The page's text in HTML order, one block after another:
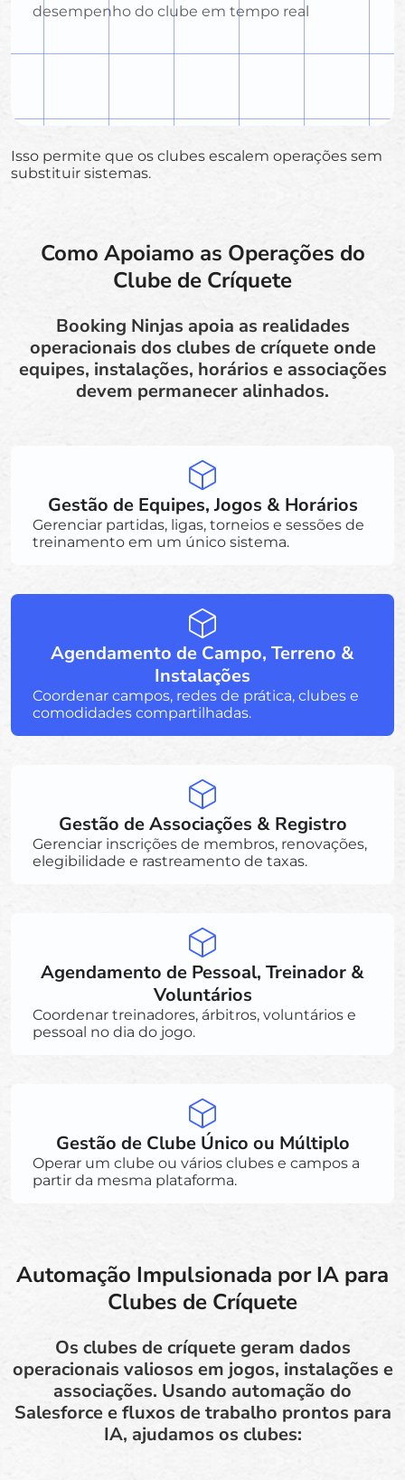
desempenho do clube em tempo real
Isso permite que os clubes escalem operações sem
substituir sistemas.
Como Apoiamo as Operações do
Clube de Críquete
Booking Ninjas apoia as realidades
operacionais dos clubes de críquete onde
equipes, instalações, horários e associações
devem permanecer alinhados.
Gestão de Equipes, Jogos & Horários
Gerenciar partidas, ligas, torneios e sessões de
treinamento em um único sistema.
Agendamento de Campo, Terreno &
Instalações
Coordenar campos, redes de prática, clubes e
comodidades compartilhadas.
Gestão de Associações & Registro
Gerenciar inscrições de membros, renovações,
elegibilidade e rastreamento de taxas.
Agendamento de Pessoal, Treinador &
Voluntários
Coordenar treinadores, árbitros, voluntários e
pessoal no dia do jogo.
Gestão de Clube Único ou Múltiplo
Operar um clube ou vários clubes e campos a
partir da mesma plataforma.
Automação Impulsionada por IA para
Clubes de Críquete
Os clubes de críquete geram dados
operacionais valiosos em jogos, instalações e
associações. Usando automação do
Salesforce e fluxos de trabalho prontos para
IA, ajudamos os clubes: